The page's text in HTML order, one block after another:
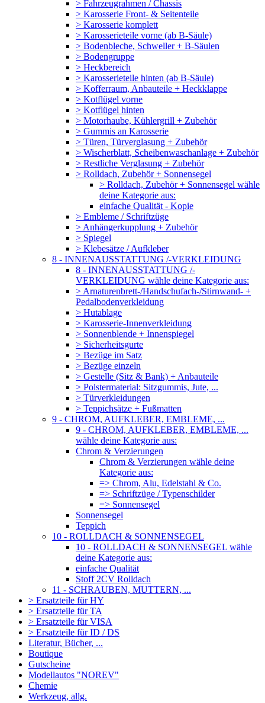
> Fahrzeugrahmen / Chassis
> Karosserie Front- & Seitenteile
> Karosserie komplett
> Karosserieteile vorne (ab B-Säule)
> Bodenbleche, Schweller + B-Säulen
> Bodengruppe
> Heckbereich
> Karosserieteile hinten (ab B-Säule)
> Kofferraum, Anbauteile + Heckklappe
> Kotflügel vorne
> Kotflügel hinten
> Motorhaube, Kühlergrill + Zubehör
> Gummis an Karosserie
> Türen, Türverglasung + Zubehör
> Wischerblatt, Scheibenwaschanlage + Zubehör
> Restliche Verglasung + Zubehör
> Rolldach, Zubehör + Sonnensegel
> Rolldach, Zubehör + Sonnensegel wähle
deine Kategorie aus:
einfache Qualität - Kopie
> Embleme / Schriftzüge
> Anhängerkupplung + Zubehör
> Spiegel
> Klebesätze / Aufkleber
8 - INNENAUSSTATTUNG /-VERKLEIDUNG
8 - INNENAUSSTATTUNG /-
VERKLEIDUNG wähle deine Kategorie aus:
> Arnaturenbrett-/Handschufach-/Stirnwand- +
Pedalbodenverkleidung
> Hutablage
> Karosserie-Innenverkleidung
> Sonnenblende + Innenspiegel
> Sicherheitsgurte
> Bezüge im Satz
> Bezüge einzeln
> Gestelle (Sitz & Bank) + Anbauteile
> Polstermaterial: Sitzgummis, Jute, ...
> Türverkleidungen
> Teppichsätze + Fußmatten
9 - CHROM, AUFKLEBER, EMBLEME, ...
9 - CHROM, AUFKLEBER, EMBLEME, ...
wähle deine Kategorie aus:
Chrom & Verzierungen
Chrom & Verzierungen wähle deine
Kategorie aus:
=> Chrom, Alu, Edelstahl & Co.
=> Schriftzüge / Typenschilder
=> Sonnensegel
Sonnensegel
Teppich
10 - ROLLDACH & SONNENSEGEL
10 - ROLLDACH & SONNENSEGEL wähle
deine Kategorie aus:
einfache Qualität
Stoff 2CV Rolldach
11 - SCHRAUBEN, MUTTERN, ...
> Ersatzteile für HY
> Ersatzteile für TA
> Ersatzteile für VISA
> Ersatzteile für ID / DS
Literatur, Bücher, ...
Boutique
Gutscheine
Modellautos "NOREV"
Chemie
Werkzeug, allg.